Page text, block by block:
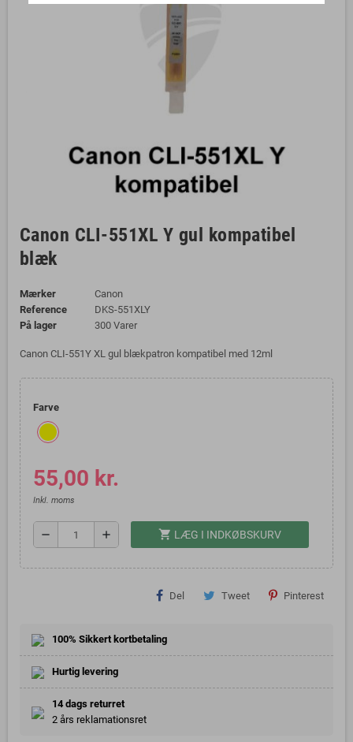
Canon CLI-551XL Y gul kompatibel
blæk
Mærker
Canon
Reference
DKS-551XLY
På lager
300 Varer
Canon CLI-551Y XL gul blækpatron kompatibel med 12ml
Farve
55,00 kr.
Inkl. moms
remove add shopping_cart LÆG I INDKØBSKURV
Del Tweet Pinterest
100% Sikkert kortbetaling
Hurtig levering
14 dags returret
2 års reklamationsret